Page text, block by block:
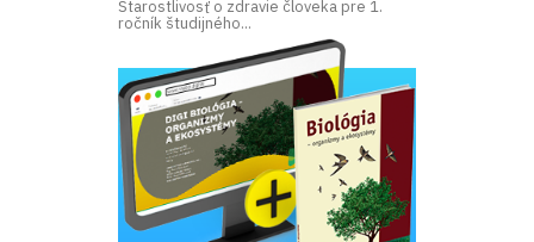
Starostlivosť o zdravie človeka pre 1.
ročník študijného...